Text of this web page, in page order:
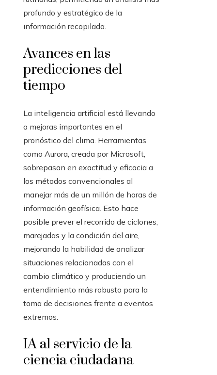
profundo y estratégico de la
información recopilada.
Avances en las
predicciones del
tiempo
La inteligencia artificial está llevando
a mejoras importantes en el
pronóstico del clima. Herramientas
como Aurora, creada por Microsoft,
sobrepasan en exactitud y eficacia a
los métodos convencionales al
manejar más de un millón de horas de
información geofísica. Esto hace
posible prever el recorrido de ciclones,
marejadas y la condición del aire,
mejorando la habilidad de analizar
situaciones relacionadas con el
cambio climático y produciendo un
entendimiento más robusto para la
toma de decisiones frente a eventos
extremos.
IA al servicio de la
ciencia ciudadana